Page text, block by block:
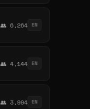
👥 6,264 EN
👥 4,144 EN
👥 3,994 EN